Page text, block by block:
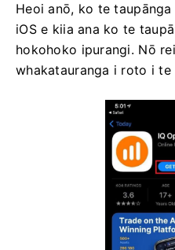
Heoi anō, ko te
iOS e kiia ana ko te
hokohoko ipurangi. Nō
whakatauranga i roto i te